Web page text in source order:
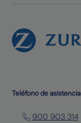
Teléfono de asistencia
900 903 314